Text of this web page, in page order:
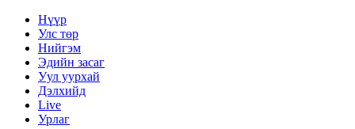
Нүүр
Улс төр
Нийгэм
Эдийн засаг
Уул уурхай
Дэлхийд
Live
Урлаг